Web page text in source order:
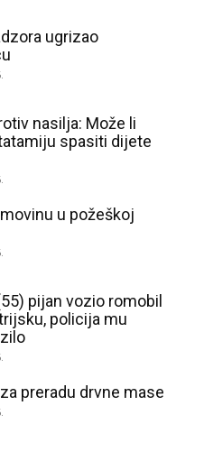
ugrizao
nasilja: Može li
spasiti dijete
u požeškoj
pijan vozio romobil
policija mu
preradu drvne mase